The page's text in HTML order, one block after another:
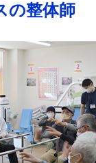
の整体師